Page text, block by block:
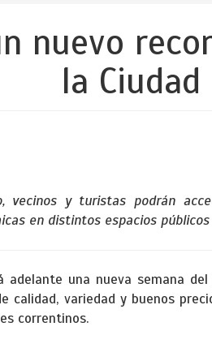
nuevo
la Ciudad
y turistas podrán
en distintos espacios
una nueva semana
calidad, variedad y buenos
correntinos.